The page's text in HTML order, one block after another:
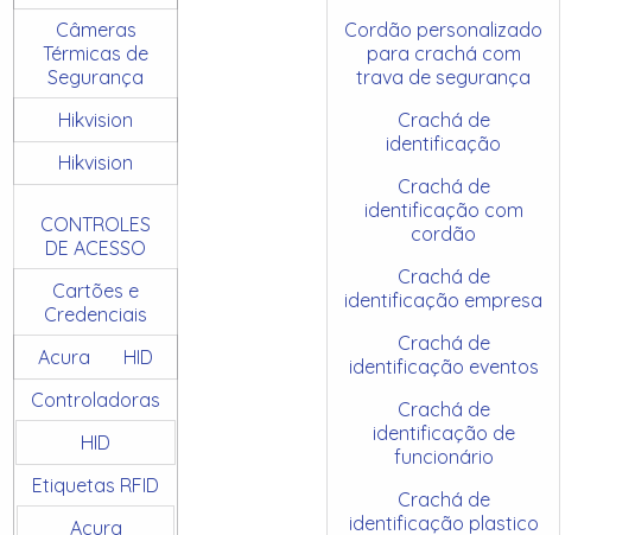
Câmeras
Térmicas de
Segurança
Hikvision
Hikvision
CONTROLES
DE ACESSO
Cartões e
Credenciais
Acura
HID
Controladoras
HID
Etiquetas RFID
Acura
Cordão personalizado
para crachá com
trava de segurança
Crachá de
identificação
Crachá de
identificação com
cordão
Crachá de
identificação empresa
Crachá de
identificação eventos
Crachá de
identificação de
funcionário
Crachá de
identificação plastico